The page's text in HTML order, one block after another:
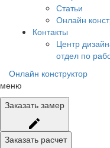
Статьи
Онлайн
Контакты
Центр
отдел по
Онлайн конструктор
меню
Заказать замер
Заказать расчет